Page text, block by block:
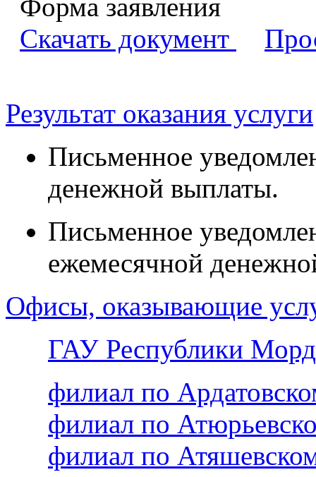
Форма заявления
Скачать документ
Результат оказания услуги
Письменное
денежной выплаты.
Письменное
ежемесячной
Офисы, оказывающие
ГАУ Республики
филиал по
филиал по
филиал по